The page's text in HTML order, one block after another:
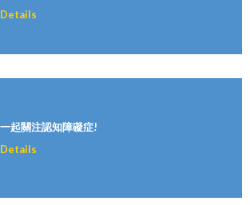
Details
一起關注認知障礙症!
Details